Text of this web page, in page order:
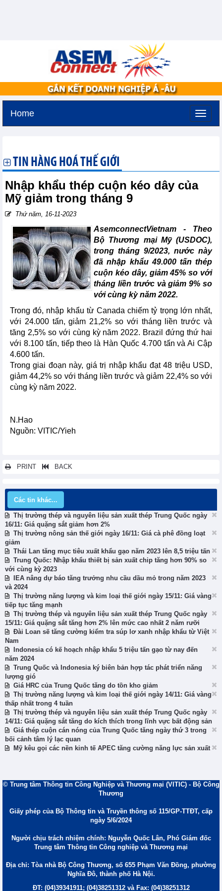
Home
TIN HÀNG HOÁ THẾ GIỚI
Nhập khẩu thép cuộn kéo dây của
Mỹ giảm trong tháng 9
Thứ năm, 16-11-2023
AsemconnectVietnam - Theo
Bộ Thương mại Mỹ (USDOC),
trong tháng 9/2023, nước này
đã nhập khẩu 49.000 tấn thép
cuộn kéo dây, giảm 45% so với
tháng liền trước và giảm 9% so
với cùng kỳ năm 2022.
Trong đó, nhập khẩu từ Canada chiếm tỷ trọng lớn nhất,
với 24.000 tấn, giảm 21,2% so với tháng liền trước và
tăng 2,5% so với cùng kỳ năm 2022. Brazil đứng thứ hai
với 8.100 tấn, tiếp theo là Hàn Quốc 4.700 tấn và Ai Cập
4.600 tấn.
Trong giai đoạn này, giá trị nhập khẩu đạt 48 triệu USD,
giảm 44,2% so với tháng liền trước và giảm 22,4% so với
cùng kỳ năm 2022.
N.Hao
Nguồn: VITIC/Yieh
PRINT BACK
Các tin khác...
Thị trường thép và nguyên liệu sản xuất thép Trung Quốc ngày
16/11: Giá quặng sắt giảm hơn 2%
Thị trường nông sản thế giới ngày 16/11: Giá cà phê đồng loạt
giảm
Thái Lan tăng mục tiêu xuất khẩu gạo năm 2023 lên 8,5 triệu tấn
Trung Quốc: Nhập khẩu thiết bị sản xuất chip tăng hơn 90% so
với cùng kỳ 2023
IEA nâng dự báo tăng trưởng nhu cầu dầu mỏ trong năm 2023
và 2024
Thị trường năng lượng và kim loại thế giới ngày 15/11: Giá vàng
tiếp tục tăng mạnh
Thị trường thép và nguyên liệu sản xuất thép Trung Quốc ngày
15/11: Giá quặng sắt tăng hơn 2% lên mức cao nhất 2 năm rưỡi
Đài Loan sẽ tăng cường kiểm tra súp lơ xanh nhập khẩu từ Việt
Nam
Indonesia có kế hoạch nhập khẩu 5 triệu tấn gạo từ nay đến
năm 2024
Trung Quốc và Indonesia ký biên bản hợp tác phát triển năng
lượng gió
Giá HRC của Trung Quốc tăng do tồn kho giảm
Thị trường năng lượng và kim loại thế giới ngày 14/11: Giá vàng
thấp nhất trong 4 tuần
Thị trường thép và nguyên liệu sản xuất thép Trung Quốc ngày
14/11: Giá quặng sắt tăng do kích thích trong lĩnh vực bất động sản
Giá thép cuộn cán nóng của Trung Quốc tăng ngày thứ 3 trong
bối cảnh tâm lý lạc quan
Mỹ kêu gọi các nền kinh tế APEC tăng cường năng lực sản xuất
© Trung tâm Thông tin Công Nghiệp và Thương mại (VITIC) - Bộ Công
Thương
Giấy phép của Bộ Thông tin và Truyền thông số 115/GP-TTĐT, cấp
ngày 5/6/2024
Người chịu trách nhiệm chính: Nguyễn Quốc Lân, Phó Giám đốc
Trung tâm Thông tin Công nghiệp và Thương mại
Địa chỉ: Tòa nhà Bộ Công Thương, số 655 Phạm Văn Đồng, phường
Nghĩa Đô, thành phố Hà Nội.
ĐT: (04)39341911; (04)38251312 và Fax: (04)38251312